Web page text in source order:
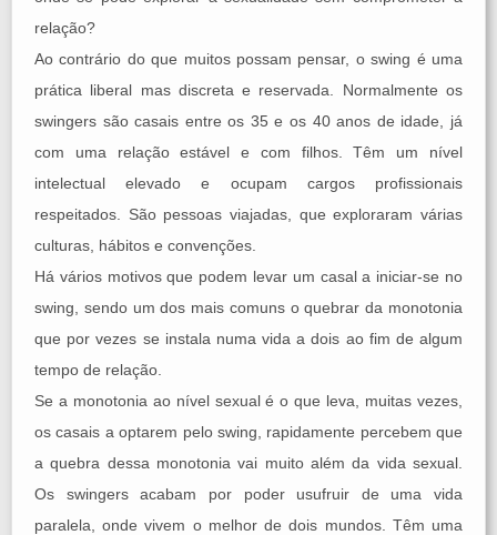
relação?
Ao contrário do que muitos possam pensar, o swing é uma
prática liberal mas discreta e reservada. Normalmente os
swingers são casais entre os 35 e os 40 anos de idade, já
com uma relação estável e com filhos. Têm um nível
intelectual elevado e ocupam cargos profissionais
respeitados. São pessoas viajadas, que exploraram várias
culturas, hábitos e convenções.
Há vários motivos que podem levar um casal a iniciar-se no
swing, sendo um dos mais comuns o quebrar da monotonia
que por vezes se instala numa vida a dois ao fim de algum
tempo de relação.
Se a monotonia ao nível sexual é o que leva, muitas vezes,
os casais a optarem pelo swing, rapidamente percebem que
a quebra dessa monotonia vai muito além da vida sexual.
Os swingers acabam por poder usufruir de uma vida
paralela, onde vivem o melhor de dois mundos. Têm uma